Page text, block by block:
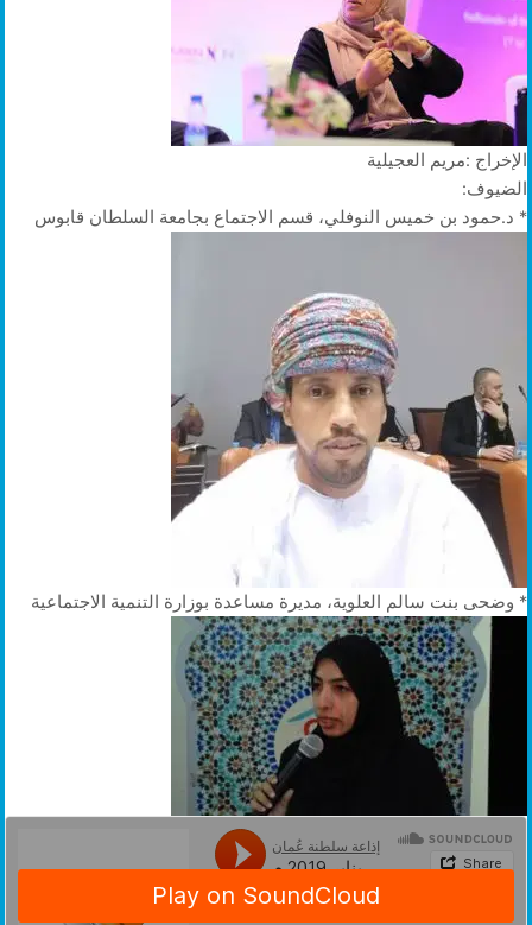
الإخراج :مريم العجيلية
الضيوف:
* د.حمود بن خميس النوفلي، قسم الاجتماع بجامعة السلطان قابوس
* وضحى بنت سالم العلوية، مديرة مساعدة بوزارة التنمية الاجتماعية